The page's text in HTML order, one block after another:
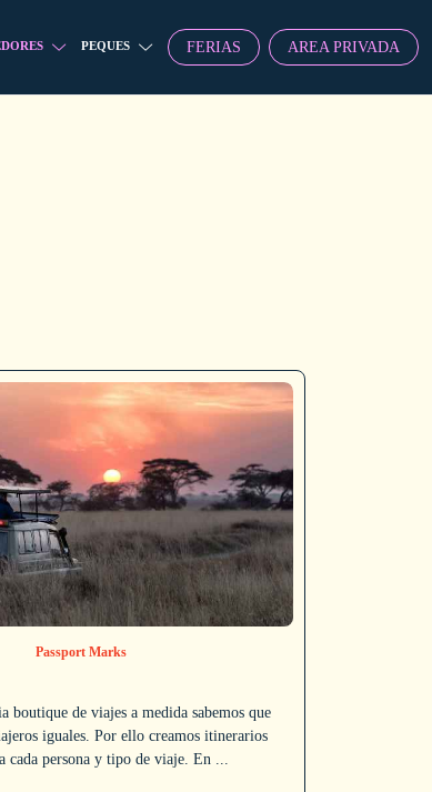
PEQUES FERIAS AREA PRIVADA
Passport Marks
boutique de viajes a medida sabemos que
iguales. Por ello creamos itinerarios
cada persona y tipo de viaje. En ...